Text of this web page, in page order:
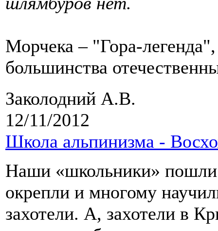
Морчека – "Гора-
большинства
Заколодний А.В.
12/11/2012
Школа альпинизма -
Наши «школьники» пошли
окрепли и многому
захотели. А, захотели в